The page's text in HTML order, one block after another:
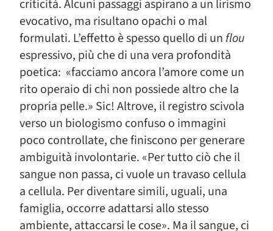
criticità. Alcuni passaggi aspirano a un lirismo
evocativo, ma risultano opachi o mal
formulati. L’effetto è spesso quello di un flou
espressivo, più che di una vera profondità
poetica: «facciamo ancora l’amore come un
rito operaio di chi non possiede altro che la
propria pelle.» Sic! Altrove, il registro scivola
verso un biologismo confuso o immagini
poco controllate, che finiscono per generare
ambiguità involontarie. «Per tutto ciò che il
sangue non passa, ci vuole un travaso cellula
a cellula. Per diventare simili, uguali, una
famiglia, occorre adattarsi allo stesso
ambiente, attaccarsi le cose». Ma il sangue, ci